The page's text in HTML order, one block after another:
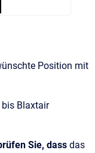
Position mit
bis Blaxtair
Sie, dass das